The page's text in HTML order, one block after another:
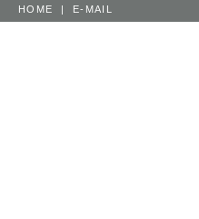
HOME | E-MAIL